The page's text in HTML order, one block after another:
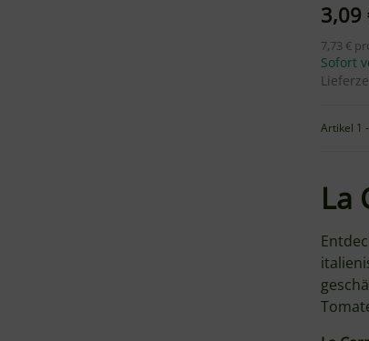
3,09
7,73 €
Sofort
Artikel 1
La